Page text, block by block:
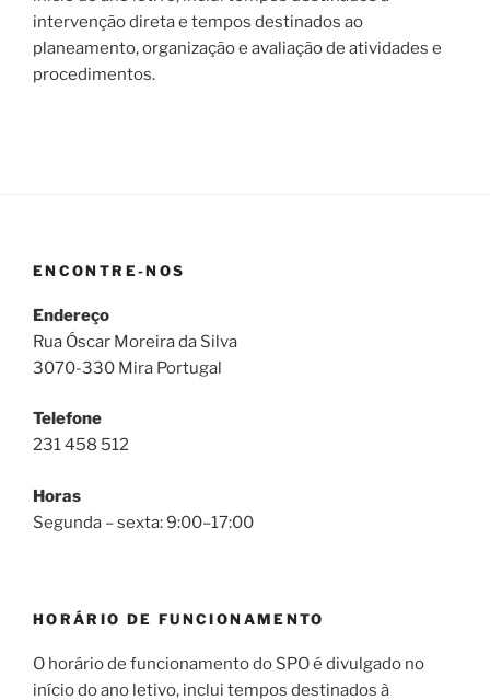
intervenção direta e tempos destinados ao
planeamento, organização e avaliação de atividades e
procedimentos.
ENCONTRE-NOS
Endereço
Rua Óscar Moreira da Silva
3070-330 Mira Portugal
Telefone
231 458 512
Horas
Segunda – sexta: 9:00–17:00
HORÁRIO DE FUNCIONAMENTO
O horário de funcionamento do SPO é divulgado no
início do ano letivo, inclui tempos destinados à